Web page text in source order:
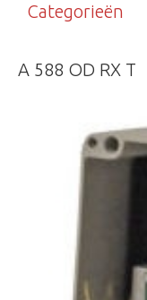
Categorieën
A 588 OD RX T